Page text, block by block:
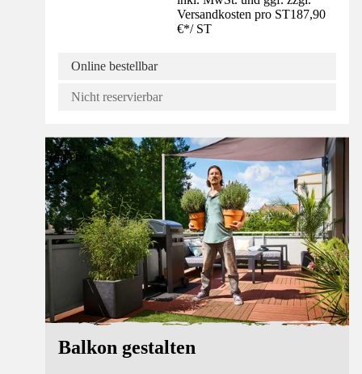
Versandkosten pro ST187,90
€*/ ST
Online bestellbar
Nicht reservierbar
Ratgeber
Balkon gestalten